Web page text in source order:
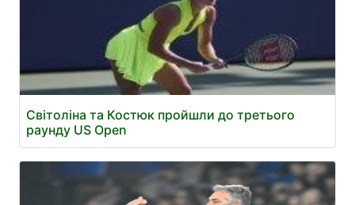
Світоліна та Костюк пройшли до третього
раунду US Open